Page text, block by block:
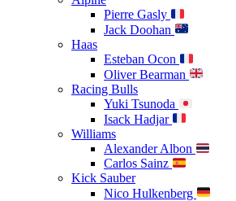
Pierre Gasly
Jack Doohan
Haas
Esteban Ocon
Oliver Bearman
Racing Bulls
Yuki Tsunoda
Isack Hadjar
Williams
Alexander Albon
Carlos Sainz
Kick Sauber
Nico Hulkenberg